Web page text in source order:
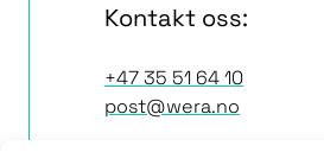
Kontakt oss:
+47 35 51 64 10
post@wera.no